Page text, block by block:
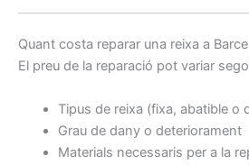
Quant costa reparar una reixa a
El preu de la reparació pot variar
Tipus de reixa (fixa, abatible o
Grau de dany o deteriorament
Materials necessaris per a la